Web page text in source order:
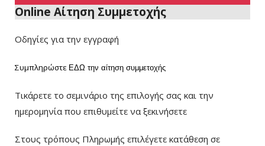
Online Αίτηση Συμμετοχής
Οδηγίες για την εγγραφή
Συμπληρώστε ΕΔΩ την αίτηση συμμετοχής
Τικάρετε το σεμινάριο της επιλογής σας και την
ημερομηνία που επιθυμείτε να ξεκινήσετε
Στους τρόπους Πληρωμής επιλέγετε κατάθεση σε